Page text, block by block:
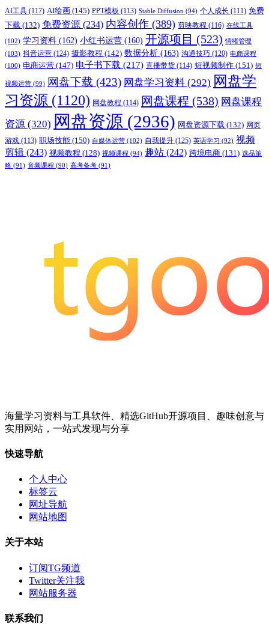
AI工具 (117) AI绘画 (145) PPT模板 (113) Stable Diffusion (94) 个人成长 (111) 免费
下载 (132) 免费资源 (234) 内容创作 (389) 剪映教程 (116) 在线工具
(102) 学习资料 (162) 小红书运营 (160) 开源项目 (523) 情绪管理
(103) 抖音运营 (124) 摄影教程 (142) 数据分析 (163) 沟通技巧 (120) 电商课程
(100) 电商运营 (147) 电子书下载 (217) 直播带货 (114) 短视频制作 (151) 短
视频运营 (99) 网盘下载 (423) 网盘学习资料 (292) 网盘学
习资源 (1120) 网盘教程 (114) 网盘课程 (538) 网盘课程
资源 (320) 网盘资源 (2936) 网盘资源下载 (132) 网页
游戏 (113) 职场技能 (150) 自媒体运营 (102) 自我提升 (125) 英语学习 (92) 视频
剪辑 (243) 视频教程 (128) 视频课程 (94) 趣站 (242) 跨境电商 (131) 选品策
略 (91) 音频课程 (90) 高考备考 (91)
海量学习资料与工具软件、精选GitHub开源项目、趣味创意与
实用网站，一站式发现与分享
快速导航
个人中心
标签云
网址导航
网站地图
关于本站
订阅TG频道
Twitter关注我
网站服务器
联系我们